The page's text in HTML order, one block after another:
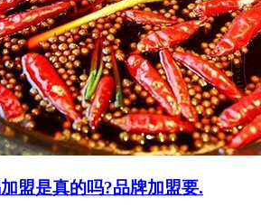
盟是真的吗?品牌加盟要.